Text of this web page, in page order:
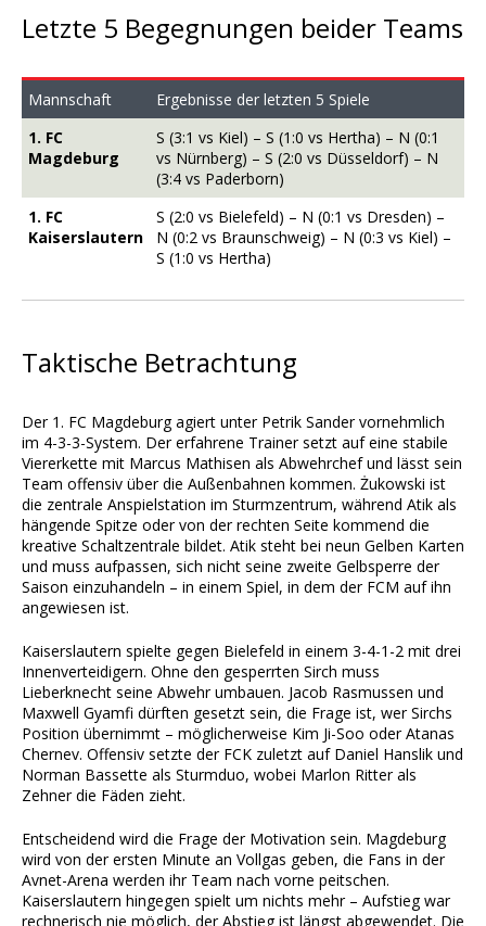
Letzte 5 Begegnungen beider Teams
Mannschaft
Ergebnisse der letzten 5 Spiele
1. FC
Magdeburg
S (3:1 vs Kiel) – S (1:0 vs Hertha) – N (0:1
vs Nürnberg) – S (2:0 vs Düsseldorf) – N
(3:4 vs Paderborn)
1. FC
Kaiserslautern
S (2:0 vs Bielefeld) – N (0:1 vs Dresden) –
N (0:2 vs Braunschweig) – N (0:3 vs Kiel) –
S (1:0 vs Hertha)
Taktische Betrachtung
Der 1. FC Magdeburg agiert unter Petrik Sander vornehmlich
im 4-3-3-System. Der erfahrene Trainer setzt auf eine stabile
Viererkette mit Marcus Mathisen als Abwehrchef und lässt sein
Team offensiv über die Außenbahnen kommen. Żukowski ist
die zentrale Anspielstation im Sturmzentrum, während Atik als
hängende Spitze oder von der rechten Seite kommend die
kreative Schaltzentrale bildet. Atik steht bei neun Gelben Karten
und muss aufpassen, sich nicht seine zweite Gelbsperre der
Saison einzuhandeln – in einem Spiel, in dem der FCM auf ihn
angewiesen ist.
Kaiserslautern spielte gegen Bielefeld in einem 3-4-1-2 mit drei
Innenverteidigern. Ohne den gesperrten Sirch muss
Lieberknecht seine Abwehr umbauen. Jacob Rasmussen und
Maxwell Gyamfi dürften gesetzt sein, die Frage ist, wer Sirchs
Position übernimmt – möglicherweise Kim Ji-Soo oder Atanas
Chernev. Offensiv setzte der FCK zuletzt auf Daniel Hanslik und
Norman Bassette als Sturmduo, wobei Marlon Ritter als
Zehner die Fäden zieht.
Entscheidend wird die Frage der Motivation sein. Magdeburg
wird von der ersten Minute an Vollgas geben, die Fans in der
Avnet-Arena werden ihr Team nach vorne peitschen.
Kaiserslautern hingegen spielt um nichts mehr – Aufstieg war
rechnerisch nie möglich, der Abstieg ist längst abgewendet. Die